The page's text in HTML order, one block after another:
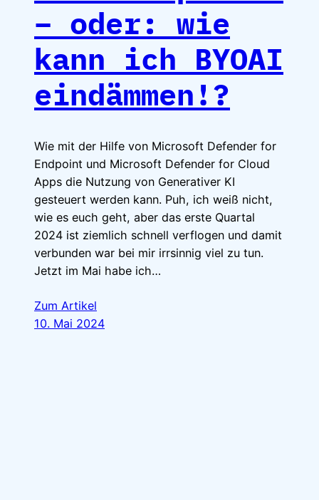
– oder: wie
kann ich BYOAI
eindämmen!?
Wie mit der Hilfe von Microsoft Defender for
Endpoint und Microsoft Defender for Cloud
Apps die Nutzung von Generativer KI
gesteuert werden kann. Puh, ich weiß nicht,
wie es euch geht, aber das erste Quartal
2024 ist ziemlich schnell verflogen und damit
verbunden war bei mir irrsinnig viel zu tun.
Jetzt im Mai habe ich…
Zum Artikel
10. Mai 2024